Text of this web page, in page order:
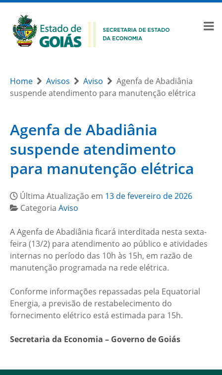
Home Avisos Aviso
Agenfa de Abadiânia
suspende atendimento para manutenção elétrica
Agenfa de Abadiânia
suspende atendimento
para manutenção elétrica
Última Atualização em 13 de fevereiro de 2026
Categoria Aviso
A Agenfa de Abadiânia ficará interditada nesta sexta-
feira (13/2) para atendimento ao público e atividades
internas no período das 10h às 15h, em razão de
manutenção programada na rede elétrica.
Conforme informações repassadas pela Equatorial
Energia, a previsão de restabelecimento do
fornecimento elétrico está estimada para 15h.
Secretaria da Economia – Governo de Goiás